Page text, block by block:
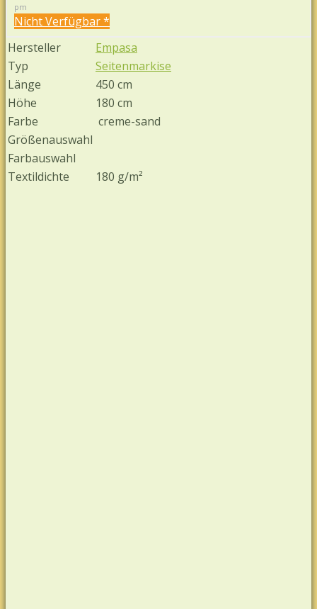
pm
Nicht Verfügbar *
Hersteller
Empasa
Typ
Seitenmarkise
Länge
450 cm
Höhe
180 cm
Farbe
creme-sand
Größenauswahl
Farbauswahl
Textildichte
180 g/m²